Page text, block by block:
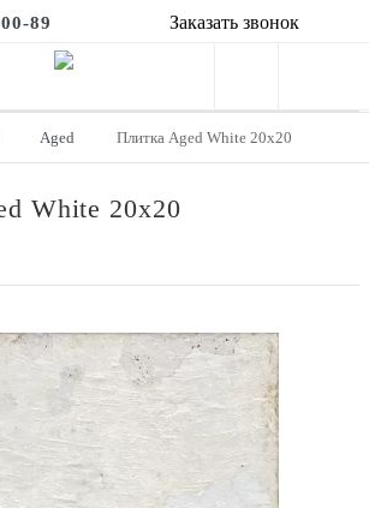
89 Заказать звонок
Aged Плитка Aged White 20х20
White 20х20